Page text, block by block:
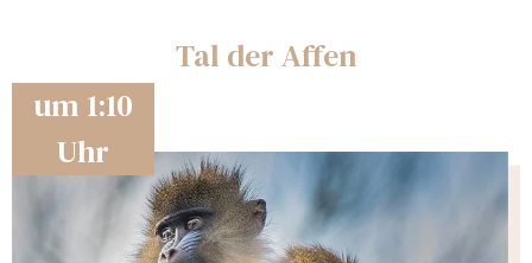
Tal der Affen
um 1:10
Uhr